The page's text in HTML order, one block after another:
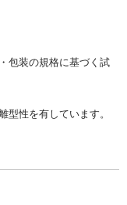
包装の規格に基づく試
型性を有しています。